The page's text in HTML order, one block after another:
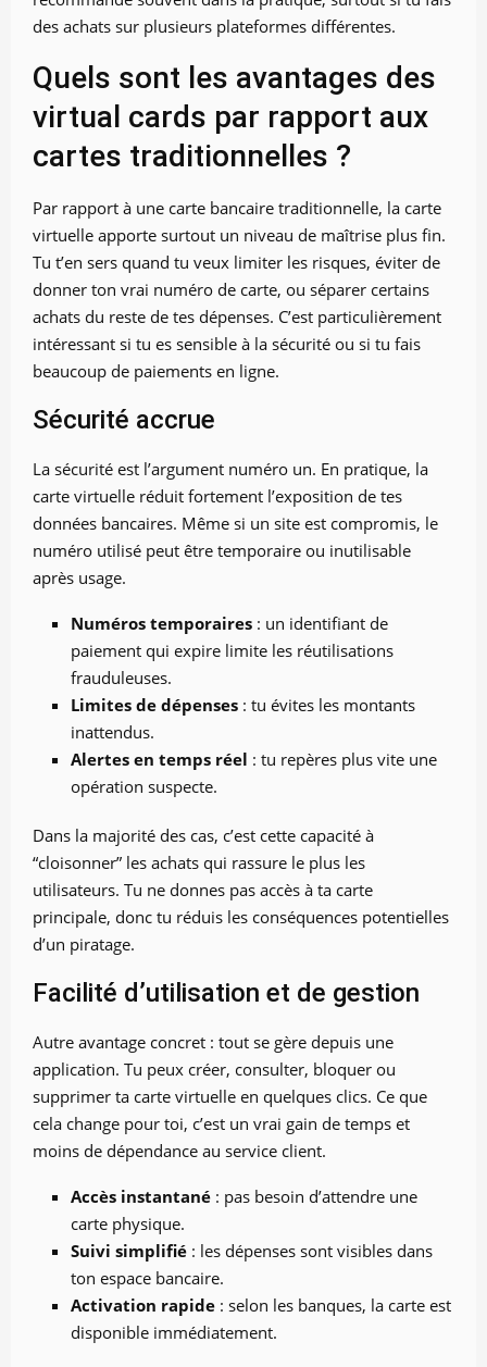
des achats sur plusieurs plateformes différentes.
Quels sont les avantages des
virtual cards par rapport aux
cartes traditionnelles ?
Par rapport à une carte bancaire traditionnelle, la carte
virtuelle apporte surtout un niveau de maîtrise plus fin.
Tu t’en sers quand tu veux limiter les risques, éviter de
donner ton vrai numéro de carte, ou séparer certains
achats du reste de tes dépenses. C’est particulièrement
intéressant si tu es sensible à la sécurité ou si tu fais
beaucoup de paiements en ligne.
Sécurité accrue
La sécurité est l’argument numéro un. En pratique, la
carte virtuelle réduit fortement l’exposition de tes
données bancaires. Même si un site est compromis, le
numéro utilisé peut être temporaire ou inutilisable
après usage.
Numéros temporaires : un identifiant de
paiement qui expire limite les réutilisations
frauduleuses.
Limites de dépenses : tu évites les montants
inattendus.
Alertes en temps réel : tu repères plus vite une
opération suspecte.
Dans la majorité des cas, c’est cette capacité à
“cloisonner” les achats qui rassure le plus les
utilisateurs. Tu ne donnes pas accès à ta carte
principale, donc tu réduis les conséquences potentielles
d’un piratage.
Facilité d’utilisation et de gestion
Autre avantage concret : tout se gère depuis une
application. Tu peux créer, consulter, bloquer ou
supprimer ta carte virtuelle en quelques clics. Ce que
cela change pour toi, c’est un vrai gain de temps et
moins de dépendance au service client.
Accès instantané : pas besoin d’attendre une
carte physique.
Suivi simplifié : les dépenses sont visibles dans
ton espace bancaire.
Activation rapide : selon les banques, la carte est
disponible immédiatement.